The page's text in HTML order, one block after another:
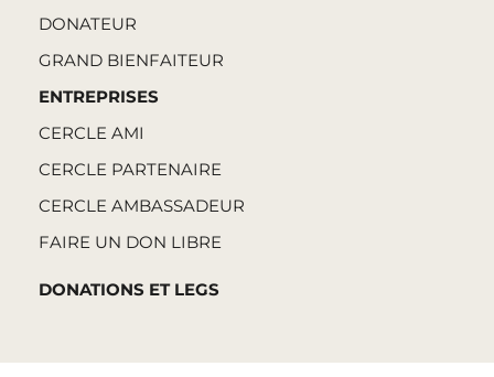
DONATEUR
GRAND BIENFAITEUR
ENTREPRISES
CERCLE AMI
CERCLE PARTENAIRE
CERCLE AMBASSADEUR
FAIRE UN DON LIBRE
DONATIONS ET LEGS